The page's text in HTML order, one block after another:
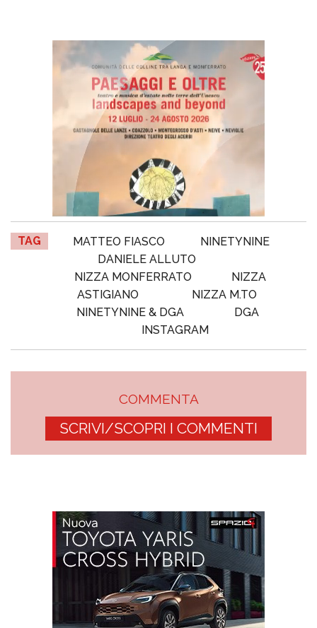
TAG MATTEO FIASCO
NINETYNINE
DANIELE ALLUTO
NIZZA MONFERRATO
NIZZA
ASTIGIANO
NIZZA M.TO
NINETYNINE & DGA
DGA
INSTAGRAM
COMMENTA
SCRIVI/SCOPRI I COMMENTI